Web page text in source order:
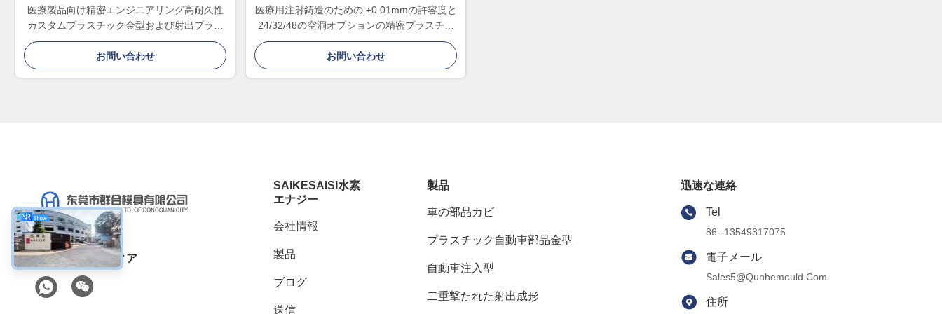
医療製品向け精密エンジニアリング高耐久性
カスタムプラスチック金型および射出プラス
チック部品
お問い合わせ
医療用注射鋳造のための ±0.01mmの許容度と
24/32/48の空洞オプションの精密プラスチッ
ク注射模具
お問い合わせ
ソーシャル メディア
SAIKESAISI水素
エナジー
会社情報
製品
ブログ
送信
製品
車の部品カビ
プラスチック自動車部品金型
自動車注入型
二重撃たれた射出成形
迅速な連絡
Tel
86--13549317075
電子メール
Sales5@qunhemould.com
住所